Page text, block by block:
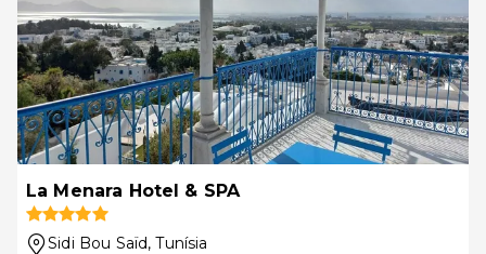
La Menara Hotel & SPA
Sidi Bou Saïd, Tunísia